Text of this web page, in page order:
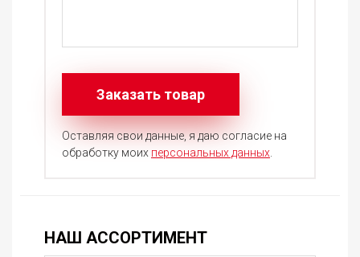
Оставляя свои данные, я даю согласие на
обработку моих персональных данных
НАШ АССОРТИМЕНТ